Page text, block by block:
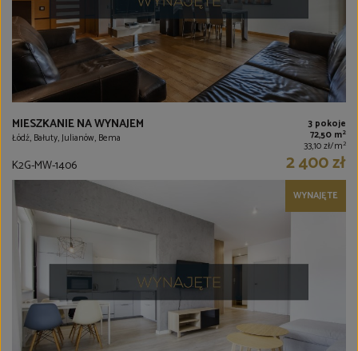
MIESZKANIE NA WYNAJEM
Łódź, Bałuty, Julianów, Bema
3 pokoje
72,50 m2
33,10 zł/m2
K2G-MW-1406 2 400 zł
WYNAJĘTE